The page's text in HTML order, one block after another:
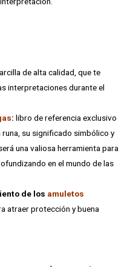
de alta calidad, que te
interpretaciones durante el
: libro de referencia exclusivo
su significado simbólico y
una valiosa herramienta para
en el mundo de las
de los amuletos
atraer protección y buena